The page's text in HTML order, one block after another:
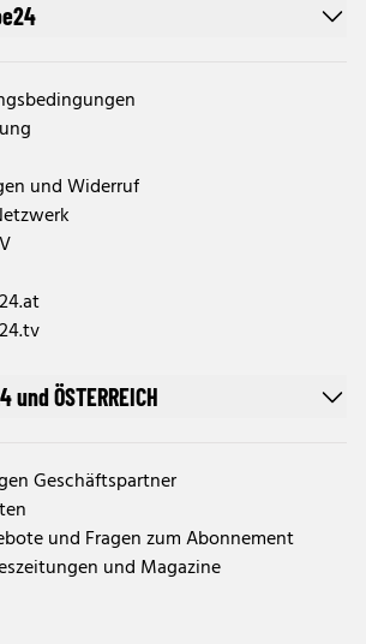
und Widerruf
ÖSTERREICH
Geschäftspartner
und Fragen zum Abonnement
und Magazine